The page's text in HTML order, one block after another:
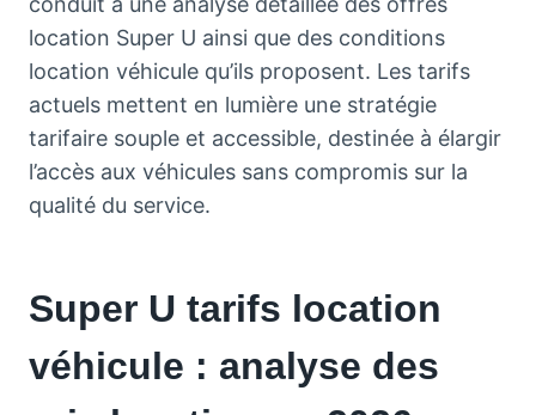
location Super U ainsi que des conditions
location véhicule qu’ils proposent. Les tarifs
actuels mettent en lumière une stratégie
tarifaire souple et accessible, destinée à élargir
l’accès aux véhicules sans compromis sur la
qualité du service.
Super U tarifs location
véhicule : analyse des